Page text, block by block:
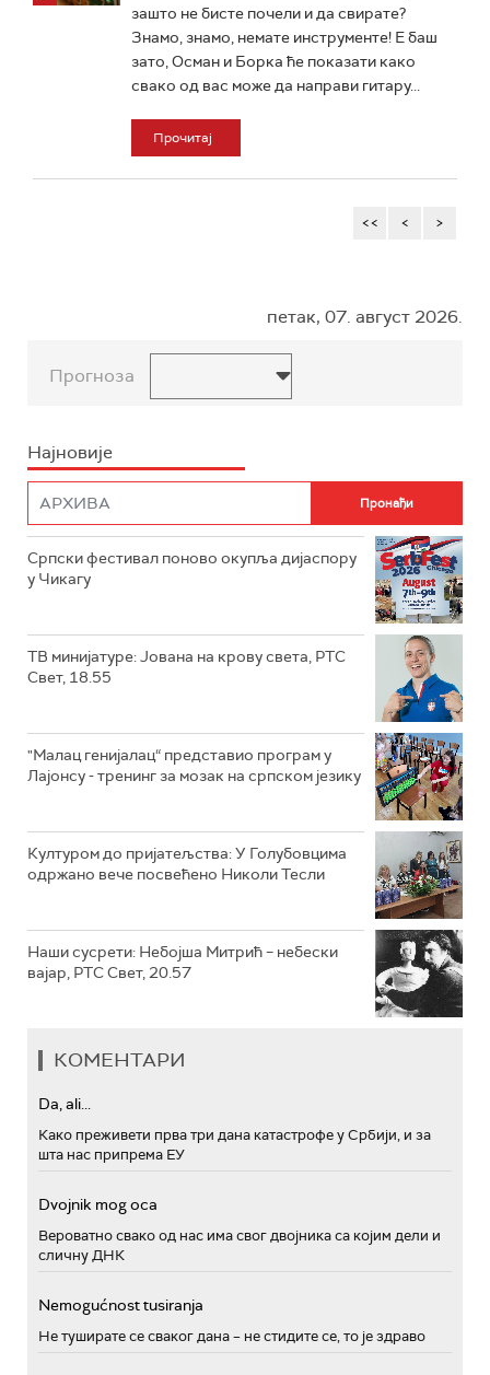
зашто не бисте почели и да свирате?
Знамо, знамо, немате инструменте! Е баш
зато, Осман и Борка ће показати како
свако од вас може да направи гитару...
Прочитај
<< < >
петак, 07. август 2026.
Прогноза
Најновије
Српски фестивал поново окупља дијаспору
у Чикагу
ТВ минијатуре: Јована на крову света, РТС
Свет, 18.55
"Малац генијалац“ представио програм у
Лајонсу - тренинг за мозак на српском језику
Културом до пријатељства: У Голубовцима
одржано вече посвећено Николи Тесли
Наши сусрети: Небојша Митрић – небески
вајар, РТС Свет, 20.57
КОМЕНТАРИ
Da, ali...
Како преживети прва три дана катастрофе у Србији, и за
шта нас припрема ЕУ
Dvojnik mog oca
Вероватно свако од нас има свог двојника са којим дели и
сличну ДНК
Nemogućnost tusiranja
Не туширате се сваког дана – не стидите се, то је здраво